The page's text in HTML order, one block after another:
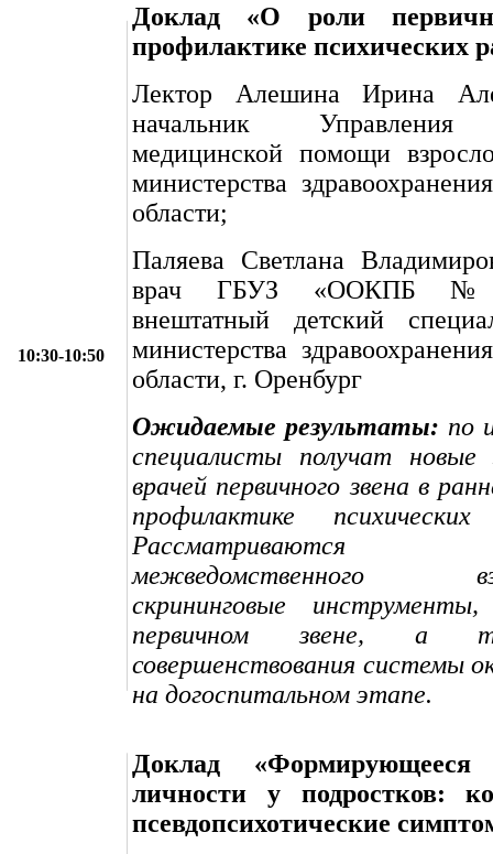
10:30-10:50
Доклад «О роли
профилактике психических
Лектор Алешина Ирина
начальник Управления
медицинской помощи
министерства
области;
Паляева Светлана
врач ГБУЗ «ООКПБ
внештатный детский
министерства
области, г. Оренбург
Ожидаемые результаты: по
специалисты получат новые
врачей первичного звена в
профилактике
межведомственного
скрининговые
первичном звене, а
совершенствования системы
на догоспитальном этапе.
Доклад «Формирующееся
личности у подростков:
псевдопсихотические